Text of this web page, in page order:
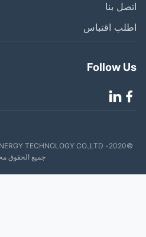
بنا
اقتباس
Follow
جميع الحقوق محفوظة